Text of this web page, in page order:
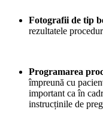
Fotografii de tip
rezultatele
Programarea
împreună cu
important ca în
instrucținile de